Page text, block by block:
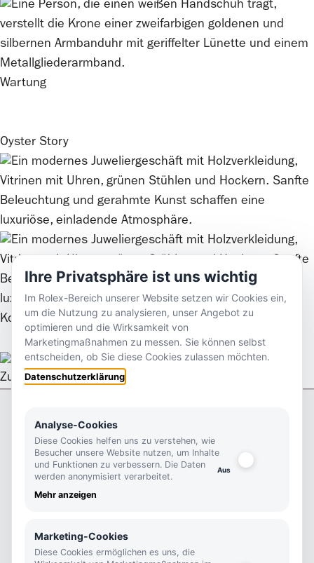
Wartung
Oyster Story
Kontaktieren Sie uns
Zurück nach oben
FooterKontakt
Kutter 1825
Königstraße 46
70173 Stuttgart
info@kutter1825.de
+0711 290460
Ihre Privatsphäre ist uns wichtig
Im Rolex-Bereich unserer Website setzen wir Cookies ein,
um die Nutzung zu analysieren, unser Angebot zu
optimieren und die Wirksamkeit von
Marketingmaßnahmen zu messen. Sie können selbst
entscheiden, ob Sie diese Cookies zulassen möchten.
Datenschutzerklärung
Analyse-Cookies
Diese Cookies helfen uns zu verstehen, wie
Besucher unsere Website nutzen, um Inhalte
und Funktionen zu verbessern. Die Daten
werden anonymisiert verarbeitet.
Mehr anzeigen
Marketing-Cookies
Diese Cookies ermöglichen es uns, die